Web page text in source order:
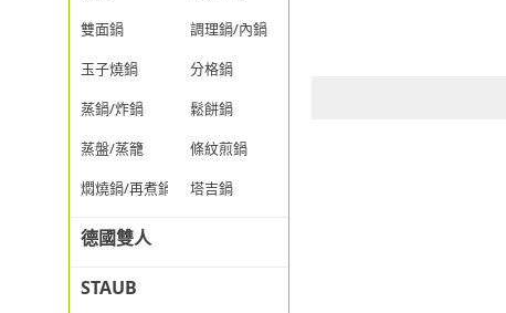
雙面鍋
調理鍋/內鍋
玉子燒鍋
分格鍋
蒸鍋/炸鍋
鬆餅鍋
蒸盤/蒸籠
條紋煎鍋
燜燒鍋/再煮鍋
塔吉鍋
德國雙人
STAUB